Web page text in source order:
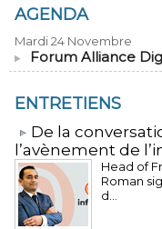
AGENDA
Mardi 24 Novembre
Forum Alliance
ENTRETIENS
​De la
l’avènement de
Head of
Roman
d...